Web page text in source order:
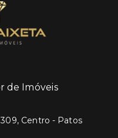
de Imóveis
Centro - Patos